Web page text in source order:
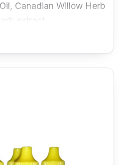
, Canadian Willow Herb
extract
dan juga membasmi